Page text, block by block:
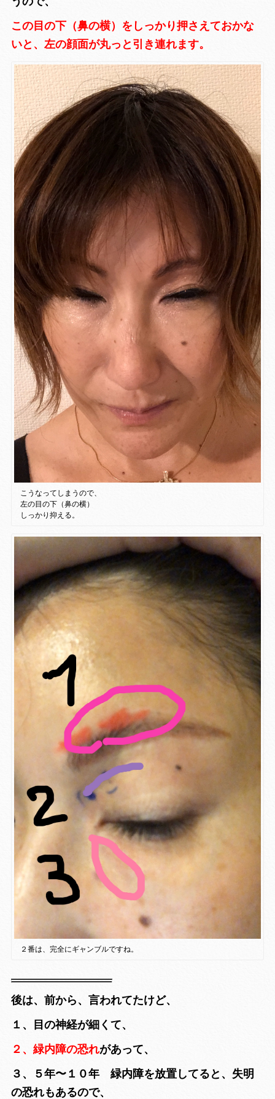
この目の下（鼻の横）をしっかり押さえておかな
いと、左の顔面が丸っと引き連れます。
こうなってしまうので、
左の目の下（鼻の横）
しっかり抑える。
２番は、完全にギャンブルですね。
後は、前から、言われてたけど、
１、目の神経が細くて、
２、緑内障の恐れがあって、
３、５年〜１０年 緑内障を放置してると、失明
の恐れもあるので、